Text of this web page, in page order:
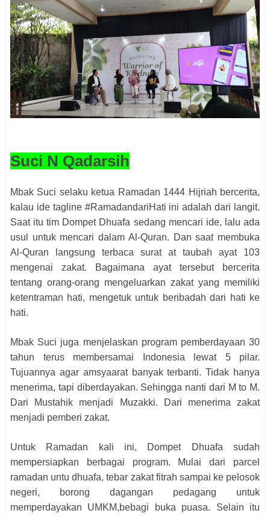
Suci N Qadarsih
Mbak Suci selaku ketua Ramadan 1444 Hijriah bercerita,
kalau ide tagline #RamadandariHati ini adalah dari langit.
Saat itu tim Dompet Dhuafa sedang mencari ide, lalu ada
usul untuk mencari dalam Al-Quran. Dan saat membuka
Al-Quran langsung terbaca surat at taubah ayat 103
mengenai zakat. Bagaimana ayat tersebut bercerita
tentang orang-orang mengeluarkan zakat yang memiliki
ketentraman hati, mengetuk untuk beribadah dari hati ke
hati.
Mbak Suci juga menjelaskan program pemberdayaan 30
tahun terus membersamai Indonesia lewat 5 pilar.
Tujuannya agar amsyaarat banyak terbanti. Tidak hanya
menerima, tapi diberdayakan. Sehingga nanti dari M to M.
Dari Mustahik menjadi Muzakki. Dari menerima zakat
menjadi pemberi zakat.
Untuk Ramadan kali ini, Dompet Dhuafa sudah
mempersiapkan berbagai program. Mulai dari parcel
ramadan untu dhuafa, tebar zakat fitrah sampai ke pelosok
negeri, borong dagangan pedagang untuk
memperdayakan UMKM,bebagi buka puasa. Selain itu